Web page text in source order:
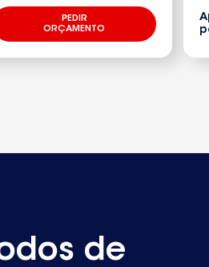
PEDIR
ORÇAMENTO
de